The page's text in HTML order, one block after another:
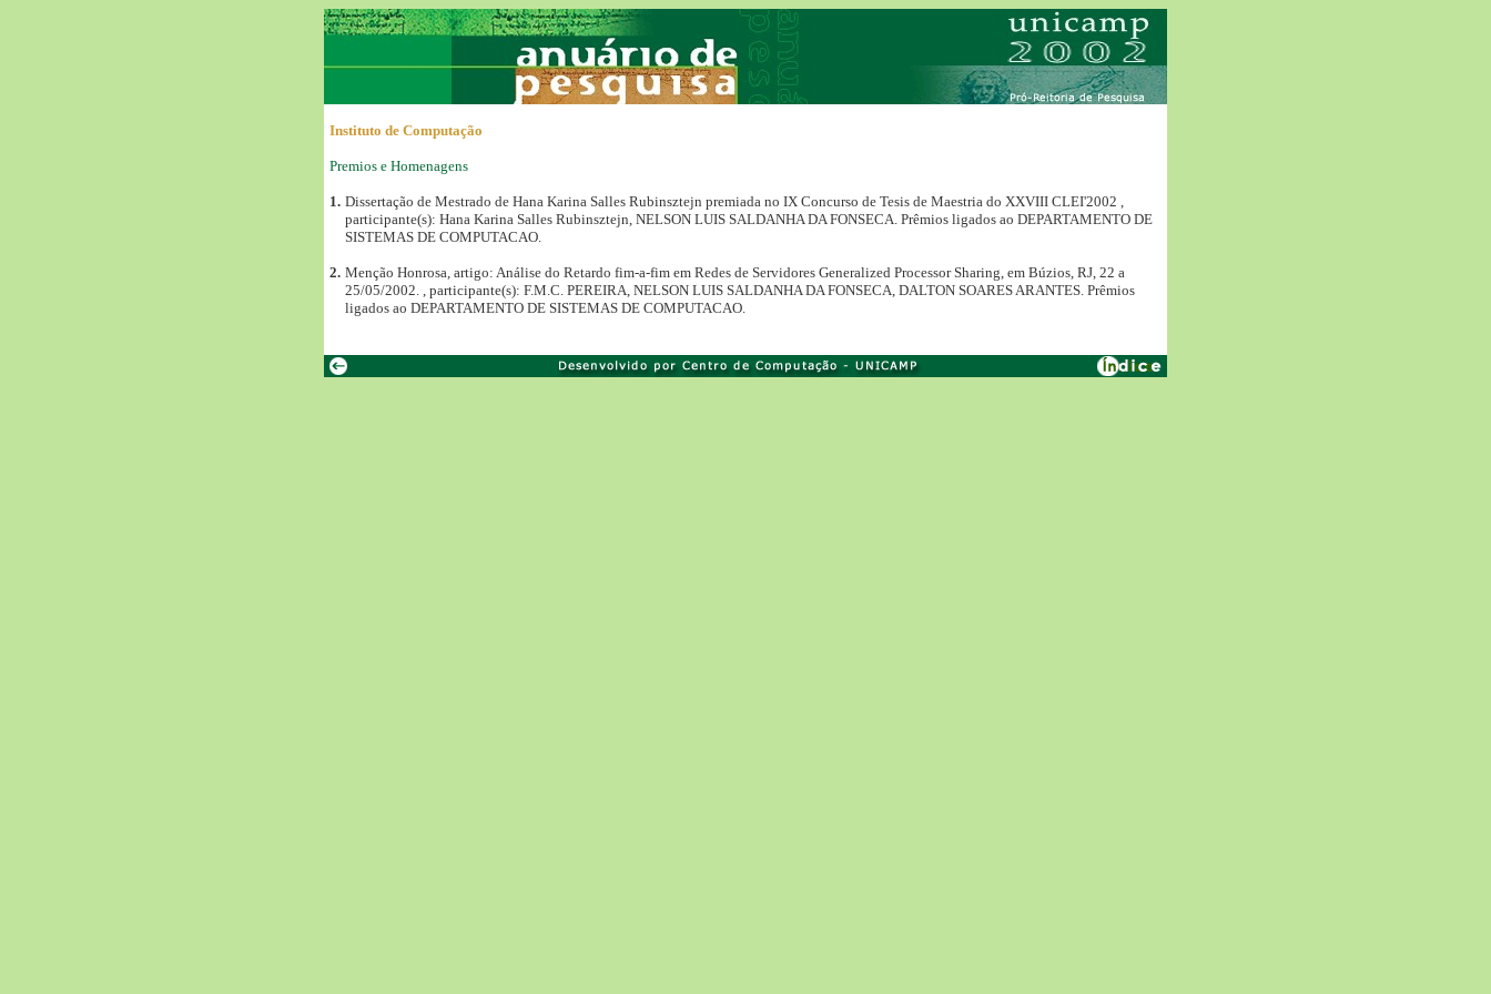
Instituto de Computação
Premios e Homenagens
1. Dissertação de Mestrado de Hana Karina Salles Rubinsztejn premiada no IX Concurso de Tesis de Maestria do XXVIII CLEI'2002 ,
participante(s): Hana Karina Salles Rubinsztejn, NELSON LUIS SALDANHA DA FONSECA. Prêmios ligados ao DEPARTAMENTO DE
SISTEMAS DE COMPUTACAO.
2. Menção Honrosa, artigo: Análise do Retardo fim-a-fim em Redes de Servidores Generalized Processor Sharing, em Búzios, RJ, 22 a
25/05/2002. , participante(s): F.M.C. PEREIRA, NELSON LUIS SALDANHA DA FONSECA, DALTON SOARES ARANTES. Prêmios
ligados ao DEPARTAMENTO DE SISTEMAS DE COMPUTACAO.